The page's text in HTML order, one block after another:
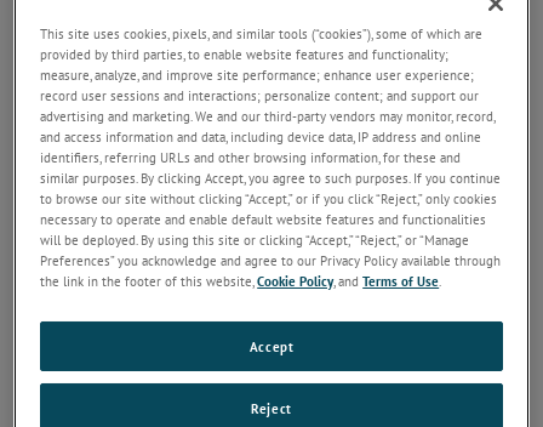
Biotechnological/Biological Products, VICH GL5 Stability Testing:
Photostabilitätsprüfungen von tiermedizinischen Substanzen und
Produkten sowie anderen bezugnehmenden Normen.
This site uses cookies, pixels, and similar tools (“cookies”), some of which are
provided by third parties, to enable website features and functionality;
measure, analyze, and improve site performance; enhance user experience;
record user sessions and interactions; personalize content; and support our
advertising and marketing. We and our third-party vendors may monitor, record,
and access information and data, including device data, IP address and online
identifiers, referring URLs and other browsing information, for these and
similar purposes. By clicking Accept, you agree to such purposes. If you continue
to browse our site without clicking “Accept,” or if you click “Reject,” only cookies
necessary to operate and enable default website features and functionalities
will be deployed. By using this site or clicking “Accept,” “Reject,” or “Manage
Preferences” you acknowledge and agree to our Privacy Policy available through
the link in the footer of this website,Cookie Policy, andTerms of Use
Reject
Accept